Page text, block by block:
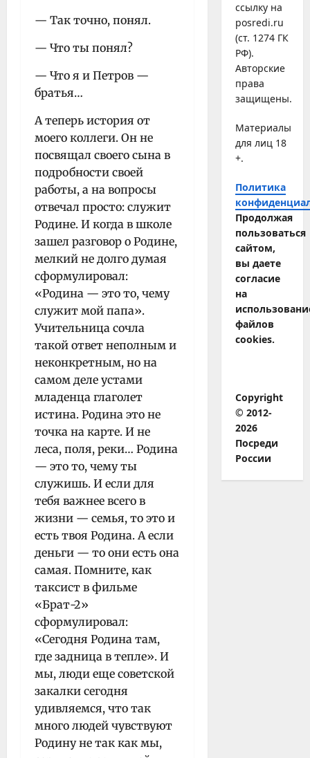
— Так точно, понял.
— Что ты понял?
— Что я и Петров —
братья…
А теперь история от
моего коллеги. Он не
посвящал своего сына в
подробности своей
работы, а на вопросы
отвечал просто: служит
Родине. И когда в школе
зашел разговор о Родине,
мелкий не долго думая
сформулировал:
«Родина — это то, чему
служит мой папа».
Учительница сочла
такой ответ неполным и
неконкретным, но на
самом деле устами
младенца глаголет
истина. Родина это не
точка на карте. И не
леса, поля, реки… Родина
— это то, чему ты
служишь. И если для
тебя важнее всего в
жизни — семья, то это и
есть твоя Родина. А если
деньги — то они есть она
самая. Помните, как
таксист в фильме
«Брат-2»
сформулировал:
«Сегодня Родина там,
где задница в тепле». И
мы, люди еще советской
закалки сегодня
удивляемся, что так
много людей чувствуют
Родину не так как мы,
ссылку на
posredi.ru
(ст. 1274 ГК
РФ).
Авторские
права
защищены.
Материалы
для лиц 18
+.
Политика
Продолжая
пользоваться
сайтом,
вы даете
согласие
на
файлов
cookies.
Copyright
© 2012-
2026
Посреди
России